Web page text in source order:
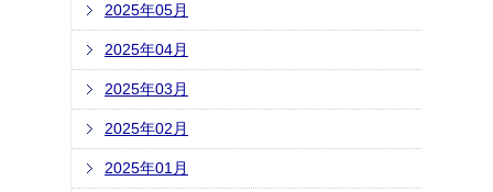
2025年05月
2025年04月
2025年03月
2025年02月
2025年01月